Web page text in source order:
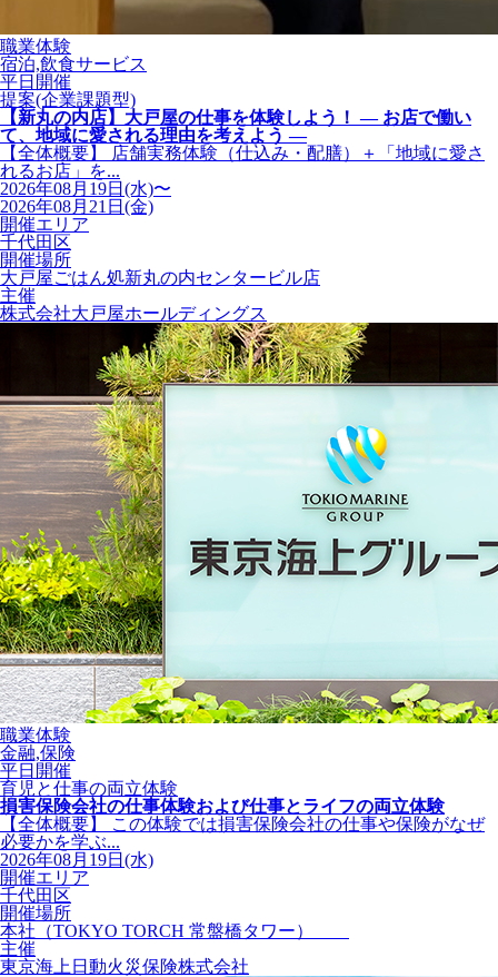
職業体験
宿泊,飲食サービス
平日開催
提案(企業課題型)
【新丸の内店】大戸屋の仕事を体験しよう！ ― お店で働い
て、地域に愛される理由を考えよう ―
【全体概要】 店舗実務体験（仕込み・配膳）＋「地域に愛さ
れるお店」を...
2026年08月19日(水)〜
2026年08月21日(金)
開催エリア
千代田区
開催場所
大戸屋ごはん処新丸の内センタービル店
主催
株式会社大戸屋ホールディングス
職業体験
金融,保険
平日開催
育児と仕事の両立体験
損害保険会社の仕事体験および仕事とライフの両立体験
【全体概要】 この体験では損害保険会社の仕事や保険がなぜ
必要かを学ぶ...
2026年08月19日(水)
開催エリア
千代田区
開催場所
本社（TOKYO TORCH 常盤橋タワー）
主催
東京海上日動火災保険株式会社